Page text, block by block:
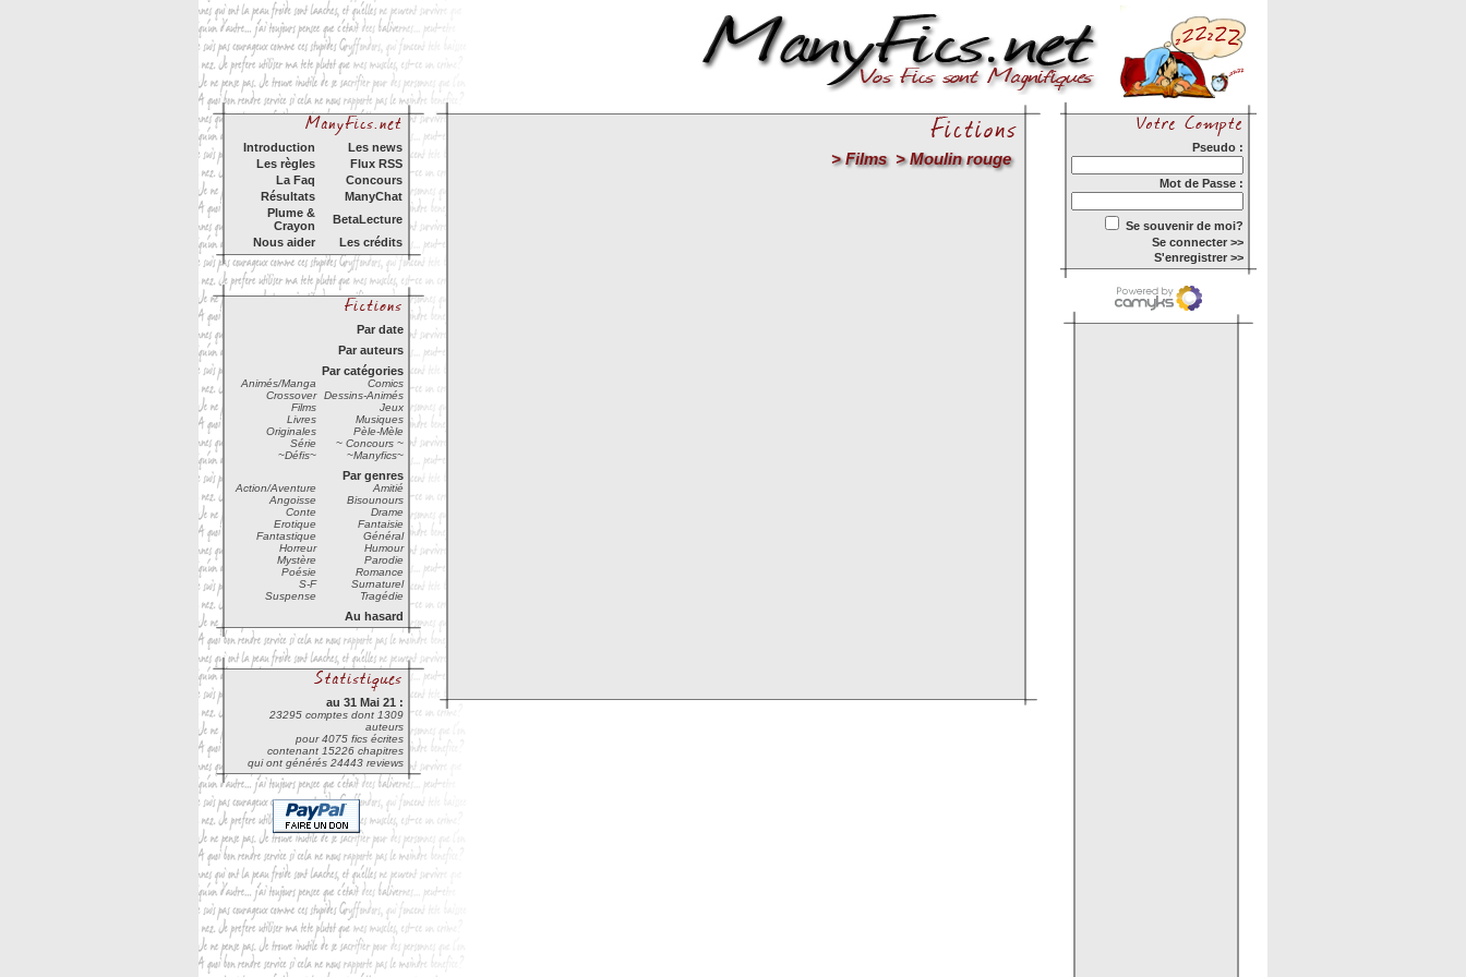
Introduction
Les news
Les règles
Flux RSS
La Faq
Concours
Résultats
ManyChat
Plume &
Crayon
BetaLecture
Nous aider
Les crédits
Par date
Par auteurs
Par catégories
Animés/Manga
Comics
Crossover
Dessins-Animés
Films
Jeux
Livres
Musiques
Originales
Pèle-Mèle
Série
~ Concours ~
~Défis~
~Manyfics~
Par genres
Action/Aventure
Amitié
Angoisse
Bisounours
Conte
Drame
Erotique
Fantaisie
Fantastique
Général
Horreur
Humour
Mystère
Parodie
Poésie
Romance
S-F
Surnaturel
Suspense
Tragédie
Au hasard
au 31 Mai 21 :
23295 comptes dont 1309
auteurs
pour 4075 fics écrites
contenant 15226 chapitres
qui ont générés 24443 reviews
>Films >Moulin rouge
Pseudo :
Mot de Passe :
Se souvenir de moi?
Se connecter >>
S'enregistrer >>